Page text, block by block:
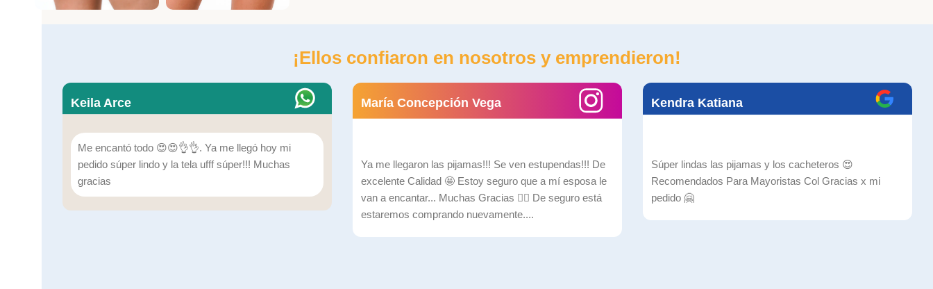
¡Ellos confiaron en nosotros y emprendieron!
Keila Arce
Me encantó todo 😍😍👌👌. Ya me llegó hoy mi
pedido súper lindo y la tela ufff súper!!! Muchas
gracias
María Concepción Vega
Ya me llegaron las pijamas!!! Se ven estupendas!!! De
excelente Calidad 🤩 Estoy seguro que a mí esposa le
van a encantar... Muchas Gracias ✌🏼 De seguro está
estaremos comprando nuevamente....
Kendra Katiana
Súper lindas las pijamas y los cacheteros 😍
Recomendados Para Mayoristas Col Gracias x mi
pedido 🤗